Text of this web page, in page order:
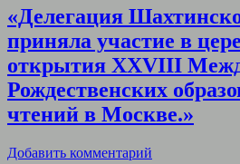
«Делегация
приняла участие в
открытия XXVIII
Рождественских
чтений в Москве.»
Добавить комментарий